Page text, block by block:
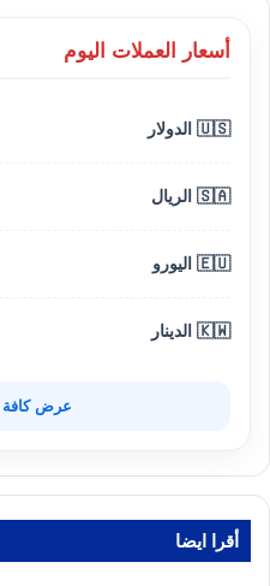
أسعار العملات اليوم
🇺🇸 الدولار
🇸🇦 الريال
🇪🇺 اليورو
🇰🇼 الدينار
عرض كافة
أقرا ايضا